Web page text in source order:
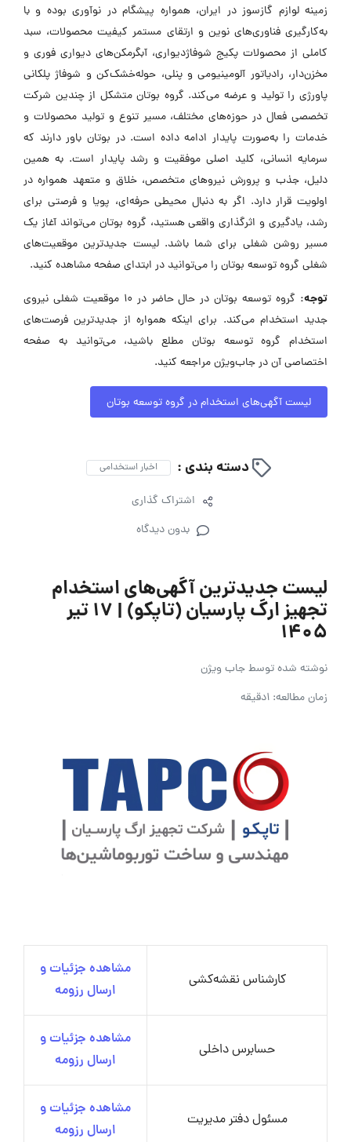
زمینه لوازم گازسوز در ایران، همواره پیشگام در نوآوری بوده و با
به‌کارگیری فناوری‌های نوین و ارتقای مستمر کیفیت محصولات، سبد
کاملی از محصولات پکیج شوفاژدیواری، آبگرمکن‌های دیواری فوری و
مخزن‌دار، رادیاتور آلومینیومی و پنلی، حوله‌خشک‌کن و شوفاژ پلکانی
پاورژی را تولید و عرضه می‌کند. گروه بوتان متشکل از چندین شرکت
تخصصی فعال در حوزه‌های مختلف، مسیر تنوع و تولید محصولات و
خدمات را به‌صورت پایدار ادامه داده است. در بوتان باور دارند که
سرمایه انسانی، کلید اصلی موفقیت و رشد پایدار است. به همین
دلیل، جذب و پرورش نیروهای متخصص، خلاق و متعهد همواره در
اولویت قرار دارد. اگر به دنبال محیطی حرفه‌ای، پویا و فرصتی برای
رشد، یادگیری و اثرگذاری واقعی هستید، گروه بوتان می‌تواند آغاز یک
مسیر روشن شغلی برای شما باشد. لیست جدیدترین موقعیت‌های
شغلی گروه توسعه بوتان را می‌توانید در ابتدای صفحه مشاهده کنید.
توجه:
گروه توسعه بوتان در حال حاضر در ۱۰ موقعیت شغلی نیروی
جدید استخدام می‌کند. برای اینکه همواره از جدیدترین فرصت‌های
استخدام گروه توسعه بوتان مطلع باشید، می‌توانید به صفحه
اختصاصی آن در جاب‌ویژن مراجعه کنید.
لیست آگهی‌های استخدام در گروه توسعه بوتان
دسته بندی : اخبار استخدامی
اشتراک گذاری
بدون دیدگاه
لیست جدیدترین آگهی‌های استخدام
تجهیز ارگ پارسیان (تاپکو) | ۱۷ تیر
۱۴۰۵
نوشته شده توسطجاب ویژن
زمان مطالعه: 1دقیقه
کارشناس نقشه‌کشی
مشاهده جزئیات و
ارسال رزومه
حسابرس داخلی
مشاهده جزئیات و
ارسال رزومه
مسئول دفتر مدیریت
مشاهده جزئیات و
ارسال رزومه